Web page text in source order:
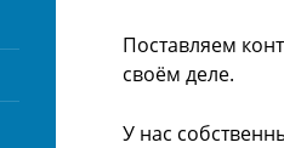
Поставляем
своём деле.
У нас